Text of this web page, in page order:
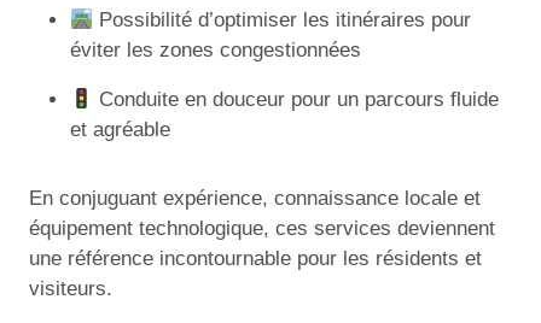
Possibilité d’optimiser les itinéraires pour
éviter les zones congestionnées
Conduite en douceur pour un parcours fluide
et agréable
En conjuguant expérience, connaissance locale et
équipement technologique, ces services deviennent
une référence incontournable pour les résidents et
visiteurs.